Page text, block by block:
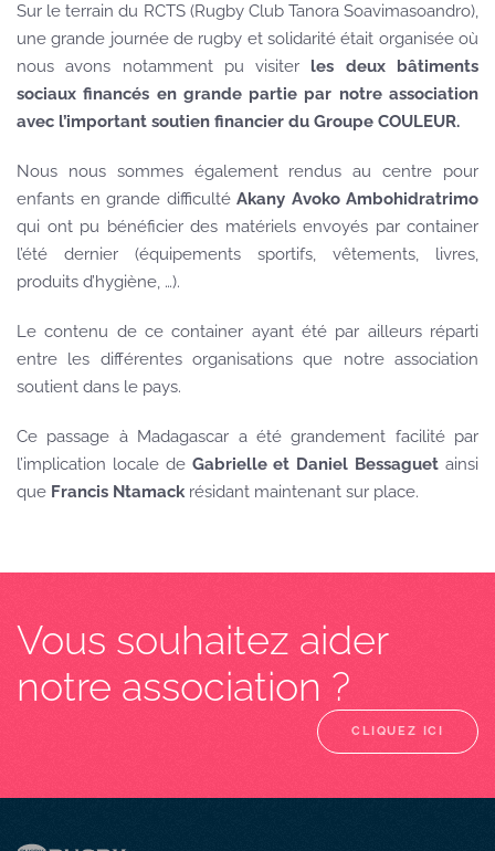
Sur le terrain du RCTS (Rugby Club Tanora Soavimasoandro),
une grande journée de rugby et solidarité était organisée où
nous avons notamment pu visiter les deux bâtiments
sociaux financés en grande partie par notre association
avec l’important soutien financier du Groupe COULEUR.
Nous nous sommes également rendus au centre pour
enfants en grande difficulté Akany Avoko Ambohidratrimo
qui ont pu bénéficier des matériels envoyés par container
l’été dernier (équipements sportifs, vêtements, livres,
produits d’hygiène, …).
Le contenu de ce container ayant été par ailleurs réparti
entre les différentes organisations que notre association
soutient dans le pays.
Ce passage à Madagascar a été grandement facilité par
l’implication locale de Gabrielle et Daniel Bessaguet ainsi
que Francis Ntamackrésidant maintenant sur place.
Vous souhaitez aider
notre association ?
CLIQUEZ ICI